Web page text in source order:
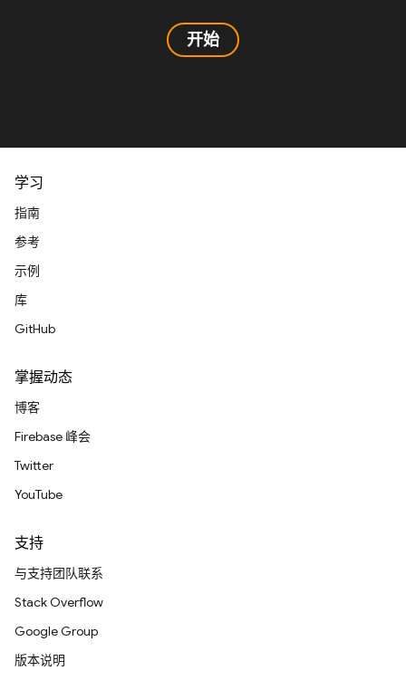
开始
学习
指南
参考
示例
库
GitHub
掌握动态
博客
Firebase 峰会
Twitter
YouTube
支持
与支持团队联系
Stack Overflow
Google Group
版本说明